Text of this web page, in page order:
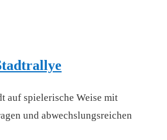
auf spielerische Weise mit
und abwechslungsreichen